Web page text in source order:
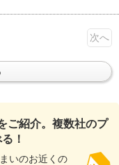
次へ
ご紹介。複数社のプ
！
いのお近くの